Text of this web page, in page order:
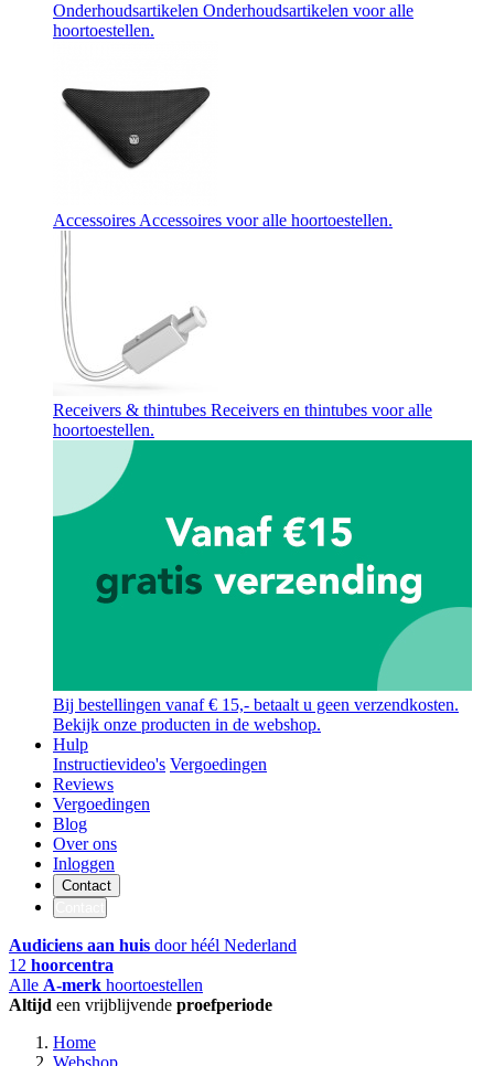
Onderhoudsartikelen Onderhoudsartikelen voor alle
hoortoestellen.
AccessoiresAccessoires voor alle hoortoestellen.
Receivers & thintubes Receivers en thintubes voor alle
hoortoestellen.
Bij bestellingen vanaf € 15,- betaalt u geen verzendkosten.
Bekijk onze producten in de webshop.
Hulp
Instructievideo's Vergoedingen
Reviews
Vergoedingen
Blog
Over ons
Inloggen
Contact
Audiciens aan huis door héél Nederland
12 hoorcentra
Alle A-merk hoortoestellen
Altijd een vrijblijvende proefperiode
Home